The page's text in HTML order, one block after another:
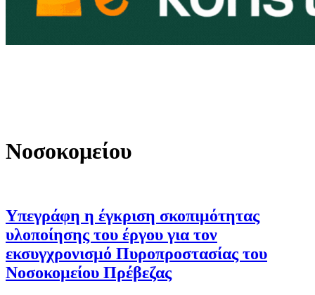
Νοσοκομείου
Υπεγράφη η έγκριση σκοπιμότητας
υλοποίησης του έργου για τον
εκσυγχρονισμό Πυροπροστασίας του
Νοσοκομείου Πρέβεζας